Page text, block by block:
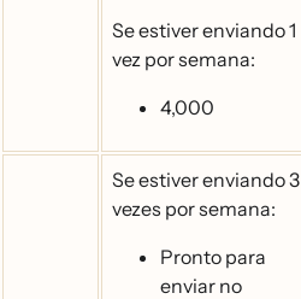
Se estiver enviando 1
vez por semana:
4,000
Se estiver enviando 3
vezes por semana:
Pronto para
enviar no